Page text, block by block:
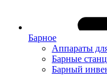
Барное
Аппараты
Барные
Барный